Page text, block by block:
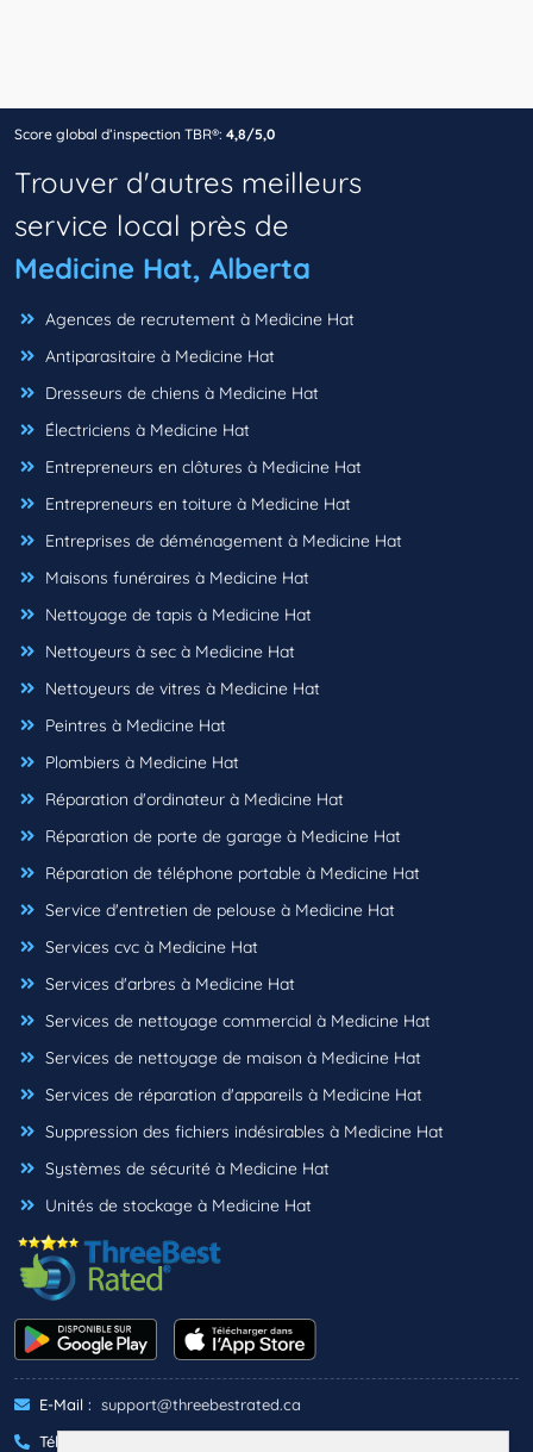
Score global d’inspection TBR®: 4,8/5,0
Trouver d'autres meilleurs
service local près de
Medicine Hat, Alberta
Agences de recrutement à Medicine Hat
Antiparasitaire à Medicine Hat
Dresseurs de chiens à Medicine Hat
Électriciens à Medicine Hat
Entrepreneurs en clôtures à Medicine Hat
Entrepreneurs en toiture à Medicine Hat
Entreprises de déménagement à Medicine Hat
Maisons funéraires à Medicine Hat
Nettoyage de tapis à Medicine Hat
Nettoyeurs à sec à Medicine Hat
Nettoyeurs de vitres à Medicine Hat
Peintres à Medicine Hat
Plombiers à Medicine Hat
Réparation d'ordinateur à Medicine Hat
Réparation de porte de garage à Medicine Hat
Réparation de téléphone portable à Medicine Hat
Service d'entretien de pelouse à Medicine Hat
Services cvc à Medicine Hat
Services d'arbres à Medicine Hat
Services de nettoyage commercial à Medicine Hat
Services de nettoyage de maison à Medicine Hat
Services de réparation d'appareils à Medicine Hat
Suppression des fichiers indésirables à Medicine Hat
Systèmes de sécurité à Medicine Hat
Unités de stockage à Medicine Hat
E-Mail : support@threebestrated.ca
Téléphone :